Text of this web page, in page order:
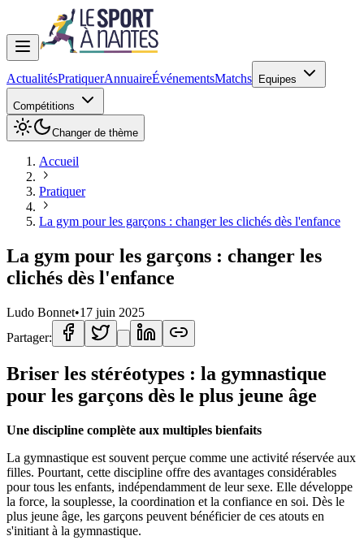
ActualitésPratiquerAnnuaireÉvénementsMatchs Equipes
Compétitions
Changer de thème
Accueil
Pratiquer
La gym pour les garçons : changer les clichés dès l'enfance
La gym pour les garçons : changer les
clichés dès l'enfance
Ludo Bonnet•17 juin 2025
Partager:
Briser les stéréotypes : la gymnastique
pour les garçons dès le plus jeune âge
Une discipline complète aux multiples bienfaits
La gymnastique est souvent perçue comme une activité réservée aux
filles. Pourtant, cette discipline offre des avantages considérables
pour tous les enfants, indépendamment de leur sexe. Elle développe
la force, la souplesse, la coordination et la confiance en soi. Dès le
plus jeune âge, les garçons peuvent bénéficier de ces atouts en
s'initiant à la gymnastique.